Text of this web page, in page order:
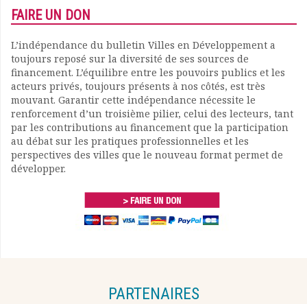
FAIRE UN DON
L’indépendance du bulletin Villes en Développement a
toujours reposé sur la diversité de ses sources de
financement. L’équilibre entre les pouvoirs publics et les
acteurs privés, toujours présents à nos côtés, est très
mouvant. Garantir cette indépendance nécessite le
renforcement d’un troisième pilier, celui des lecteurs, tant
par les contributions au financement que la participation
au débat sur les pratiques professionnelles et les
perspectives des villes que le nouveau format permet de
développer.
PARTENAIRES